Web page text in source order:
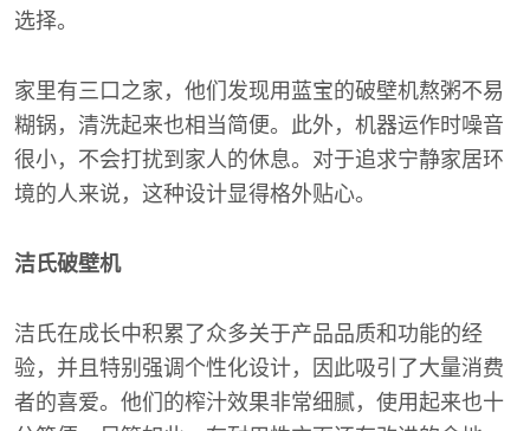
选择。
家里有三口之家，他们发现用蓝宝的破壁机熬粥不易
糊锅，清洗起来也相当简便。此外，机器运作时噪音
很小，不会打扰到家人的休息。对于追求宁静家居环
境的人来说，这种设计显得格外贴心。
洁氏破壁机
洁氏在成长中积累了众多关于产品品质和功能的经
验，并且特别强调个性化设计，因此吸引了大量消费
者的喜爱。他们的榨汁效果非常细腻，使用起来也十